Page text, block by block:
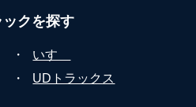
クを探す
・
いすゞ
・ UDトラックス